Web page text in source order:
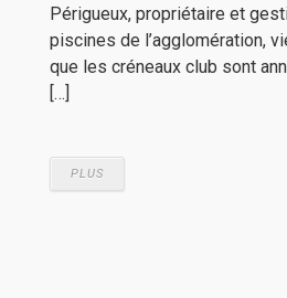
Périgueux, propriétaire et
piscines de l’agglomération,
que les créneaux club sont
[…]
PLUS